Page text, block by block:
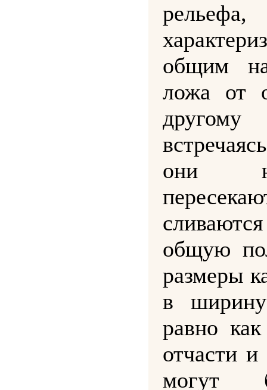
рельефа,
общим
ложа от
они
общую
размеры
в
равно
отчасти
могут